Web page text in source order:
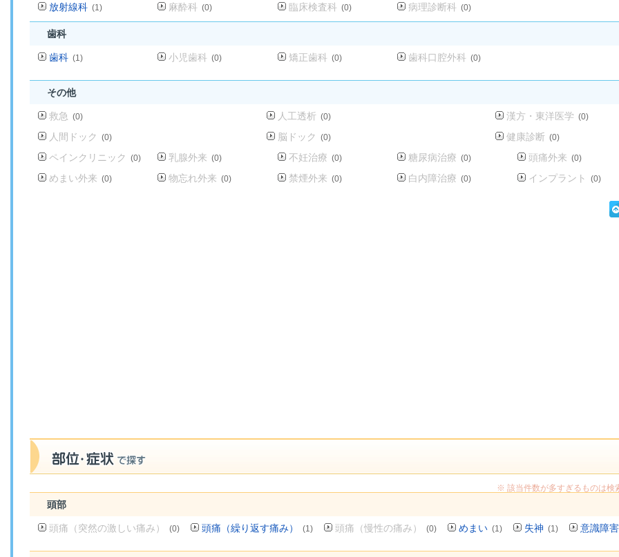
放射線科 (1) 麻酔科 (0) 臨床検査科 (0) 病理診断科 (0)
歯科
歯科 (1) 小児歯科 (0) 矯正歯科 (0) 歯科口腔外科 (0)
その他
救急 (0) 人工透析 (0) 漢方・東洋医学 (0)
人間ドック (0) 脳ドック (0) 健康診断 (0)
ペインクリニック (0) 乳腺外来 (0) 不妊治療 (0) 糖尿病治療 (0) 頭痛外来 (0)
めまい外来 (0) 物忘れ外来 (0) 禁煙外来 (0) 白内障治療 (0) インプラント (0)
※ 該当件数が多すぎるものは検
頭部
頭痛（突然の激しい痛み） (0) 頭痛（繰り返す痛み） (1) 頭痛（慢性の痛み） (0) めまい (1) 失神 (1) 意識障害